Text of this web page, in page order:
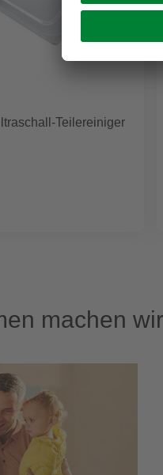
Teilereiniger
machen